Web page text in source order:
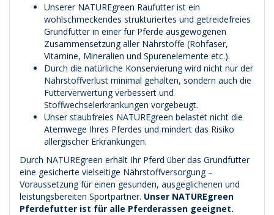
Unserer NATUREgreen Raufutter ist ein
wohlschmeckendes strukturiertes und getreidefreies
Grundfutter in einer für Pferde ausgewogenen
Zusammensetzung aller Nährstoffe (Rohfaser,
Vitamine, Mineralien und Spurenelemente etc.).
Durch die natürliche Konservierung wird nicht nur der
Nährstoffverlust minimal gehalten, sondern auch die
Futterverwertung verbessert und
Stoffwechselerkrankungen vorgebeugt.
Unser staubfreies NATUREgreen belastet nicht die
Atemwege Ihres Pferdes und mindert das Risiko
allergischer Erkrankungen.
Durch NATUREgreen erhält Ihr Pferd über das Grundfutter
eine gesicherte vielseitige Nährstoffversorgung –
Voraussetzung für einen gesunden, ausgeglichenen und
leistungsbereiten Sportpartner. Unser NATUREgreen
Pferdefutter ist für alle Pferderassen geeignet.